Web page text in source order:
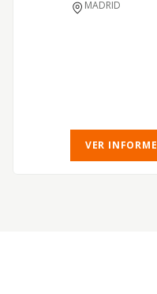
MADRID
VER INFORME